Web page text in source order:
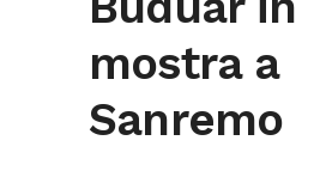
mostra a
Sanremo